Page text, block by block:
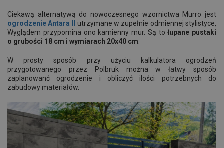
Ciekawą alternatywą do nowoczesnego wzornictwa Murro jest
ogrodzenie Antara II
utrzymane w zupełnie odmiennej stylistyce,
Wyglądem przypomina ono kamienny mur. Są tołupane pustaki
o grubości 18 cm i wymiarach 20x40 cm
W prosty sposób przy użyciu kalkulatora ogrodzeń
przygotowanego przez Polbruk można w łatwy sposób
zaplanowanć ogrodzenie i obliczyć ilości potrzebnych do
zabudowy materiałów.